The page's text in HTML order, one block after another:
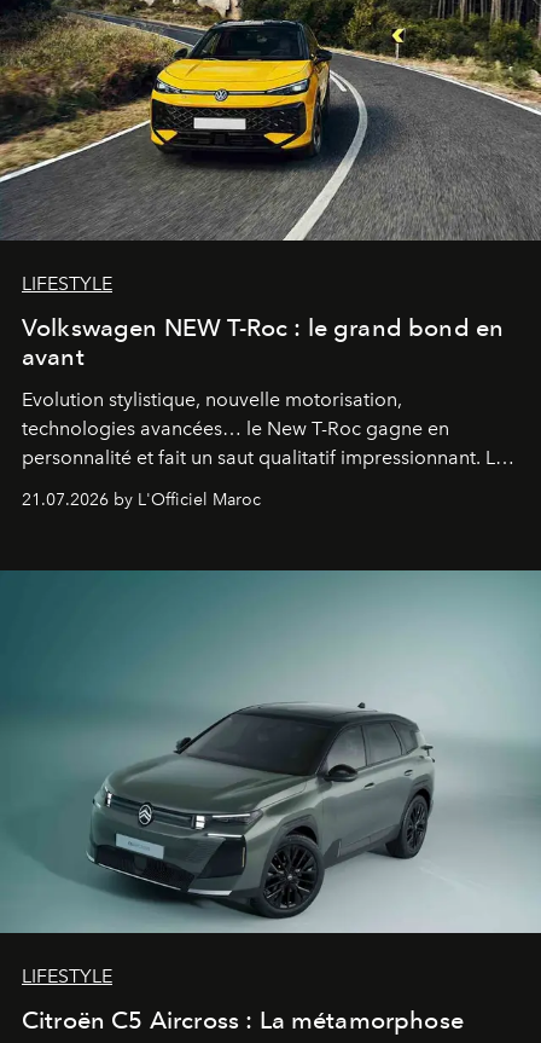
LIFESTYLE
Volkswagen NEW T-Roc : le grand bond en
avant
Evolution stylistique, nouvelle motorisation,
technologies avancées… le New T-Roc gagne en
personnalité et fait un saut qualitatif impressionnant. Le
constructeur allemand a revu en profondeur son SUV
fétiche pour le rendre plus premium. Et le pari semble
21.07.2026 by L'Officiel Maroc
LIFESTYLE
Citroën C5 Aircross : La métamorphose